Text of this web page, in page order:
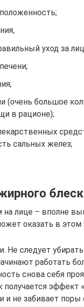
уход за
(очень большое
в рационе);
сальных желез;
лице – вполне
оказать в этом
Не следует
работать
снова себя
эффект
и не забивает